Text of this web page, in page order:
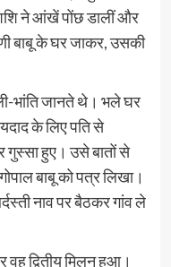
ने आंखें पोंछ डालीं और
बाबू के घर जाकर, उसकी
भांति जानते थे। भले घर
के लिए पति से
गुस्सा हुए। उसे बातों से
बाबू को पत्र लिखा।
नाव पर बैठकर गांव ले
वह द्वितीय मिलन हुआ।